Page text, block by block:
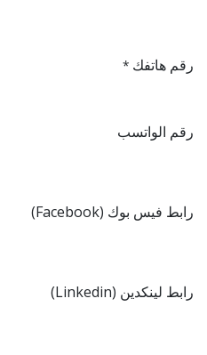
رقم هاتفك *
رقم الواتسب
رابط فيس بوك (Facebook)
رابط لينكدين (Linkedin)